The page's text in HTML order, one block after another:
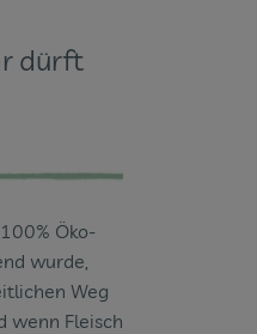
dürft
Öko-
wurde,
Weg
wenn Fleisch